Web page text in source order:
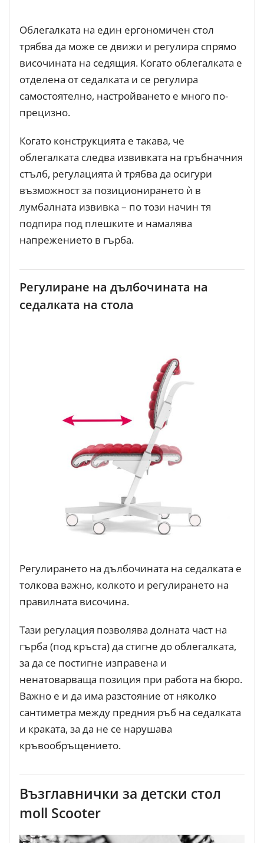
Облегалката на един ергономичен стол
трябва да може се движи и регулира спрямо
височината на седящия. Когато облегалката е
отделена от седалката и се регулира
самостоятелно, настройването е много по-
прецизно.
Когато конструкцията е такава, че
облегалката следва извивката на гръбначния
стълб, регулацията ѝ трябва да осигури
възможност за позиционирането ѝ в
лумбалната извивка – по този начин тя
подпира под плешките и намалява
напрежението в гърба.
Регулиране на дълбочината на
седалката на стола
Регулирането на дълбочината на седалката е
толкова важно, колкото и регулирането на
правилната височина.
Тази регулация позволява долната част на
гърба (под кръста) да стигне до облегалката,
за да се постигне изправена и
ненатоварваща позиция при работа на бюро.
Важно е и да има разстояние от няколко
сантиметра между предния ръб на седалката
и краката, за да не се нарушава
кръвообръщението.
Възглавнички за детски стол
moll Scooter